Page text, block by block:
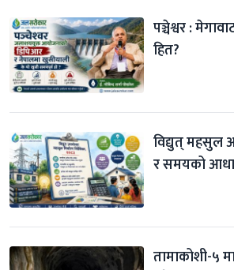
पञ्चेश्वर :
हित?
विद्युत् महसुल
र समयको
तामाकोशी-५